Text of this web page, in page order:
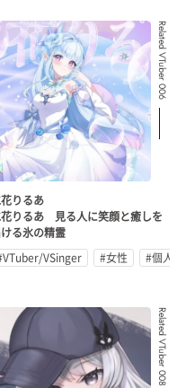
Related VTuber 006
りるあ
りるあ 見る人に笑顔と癒しを
る氷の精霊
VSinger
#女性 #個人勢
Related VTuber 008